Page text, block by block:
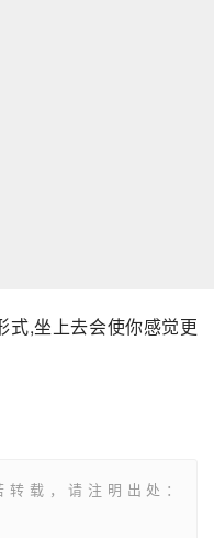
式,坐上去会使你感觉更
载，请注明出处：